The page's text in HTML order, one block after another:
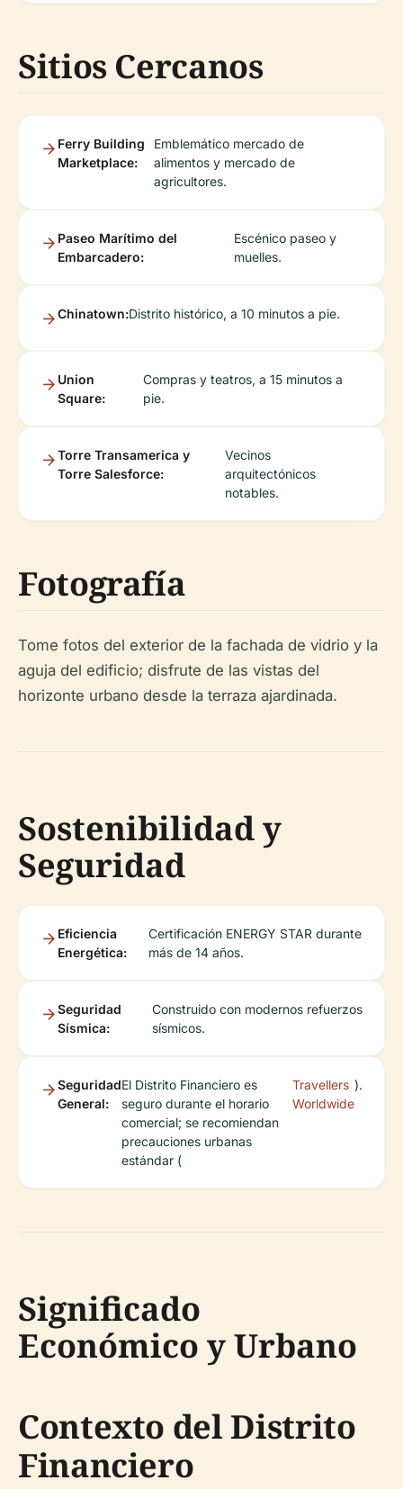
Sitios Cercanos
Ferry Building
Marketplace:
Emblemático mercado de
alimentos y mercado de
agricultores.
Paseo Marítimo del
Embarcadero:
Escénico paseo y
muelles.
Chinatown:Distrito histórico, a 10 minutos a pie.
Union
Square:
Compras y teatros, a 15 minutos a
pie.
Torre Transamerica y
Torre Salesforce:
Vecinos
arquitectónicos
notables.
Fotografía
Tome fotos del exterior de la fachada de vidrio y la
aguja del edificio; disfrute de las vistas del
horizonte urbano desde la terraza ajardinada.
Sostenibilidad y
Seguridad
Eficiencia
Energética:
Certificación ENERGY STAR durante
más de 14 años.
Seguridad
Sísmica:
Construido con modernos refuerzos
sísmicos.
Seguridad
General:
El Distrito Financiero es
seguro durante el horario
comercial; se recomiendan
precauciones urbanas
estándar (
Travellers
Worldwide
).
Significado
Económico y Urbano
Contexto del Distrito
Financiero